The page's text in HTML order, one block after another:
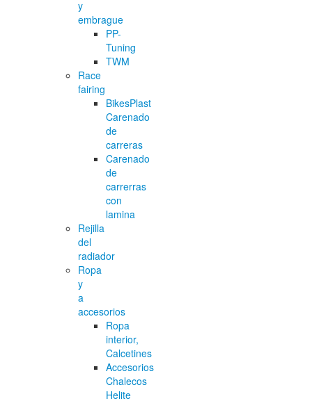
y
embrague
PP-
Tuning
TWM
Race
fairing
BikesPlast
Carenado
de
carreras
Carenado
de
carrerras
con
lamina
Rejilla
del
radiador
Ropa
y
a
accesorios
Ropa
interior,
Calcetines
Accesorios
Chalecos
Helite